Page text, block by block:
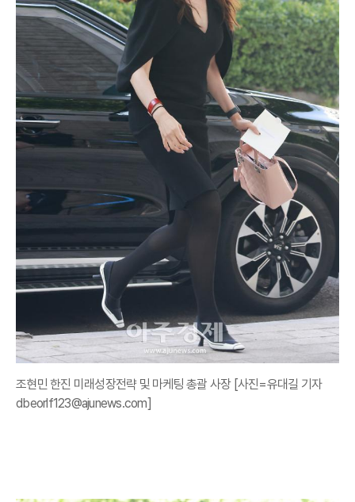
조현민 한진 미래성장전략 및 마케팅 총괄 사장 [사진=유대길 기자
dbeorlf123@ajunews.com]